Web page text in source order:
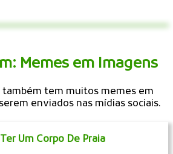
Memes em Imagens
também tem muitos memes em
enviados nas mídias sociais.
Um Corpo De Praia